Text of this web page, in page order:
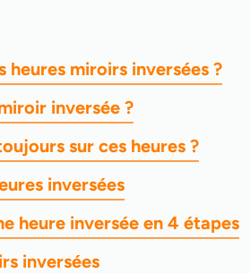
heures miroirs inversées ?
inversée ?
sur ces heures ?
inversées
heure inversée en 4 étapes
inversées